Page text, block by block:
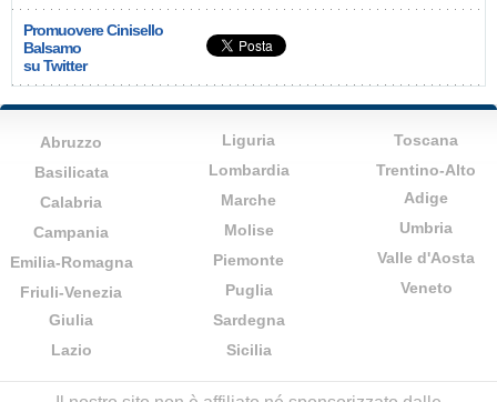
Promuovere Cinisello
Balsamo
su Twitter
Abruzzo
Basilicata
Calabria
Campania
Emilia-Romagna
Friuli-Venezia
Giulia
Lazio
Liguria
Lombardia
Marche
Molise
Piemonte
Puglia
Sardegna
Sicilia
Toscana
Trentino-Alto
Adige
Umbria
Valle d'Aosta
Veneto